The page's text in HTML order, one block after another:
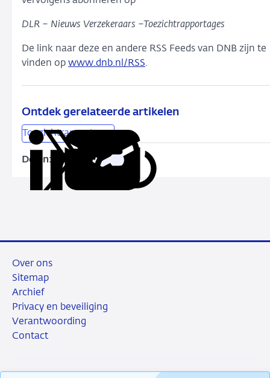
DLR – Nieuws Verzekeraars –Toezichtrapportages
De link naar deze en andere RSS Feeds van DNB zijn te
vinden op www.dnb.nl/RSS.
Ontdek gerelateerde artikelen
Toezichtrapportages
Delen:
Deel
DeelDeelKopieer
Over ons
Sitemap
Archief
Privacy en beveiliging
Verantwoording
Contact